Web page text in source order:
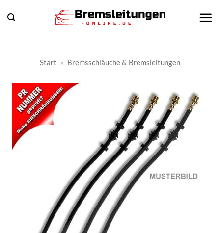
Inhalt
Start » Bremsschläuche & Bremsleitungen